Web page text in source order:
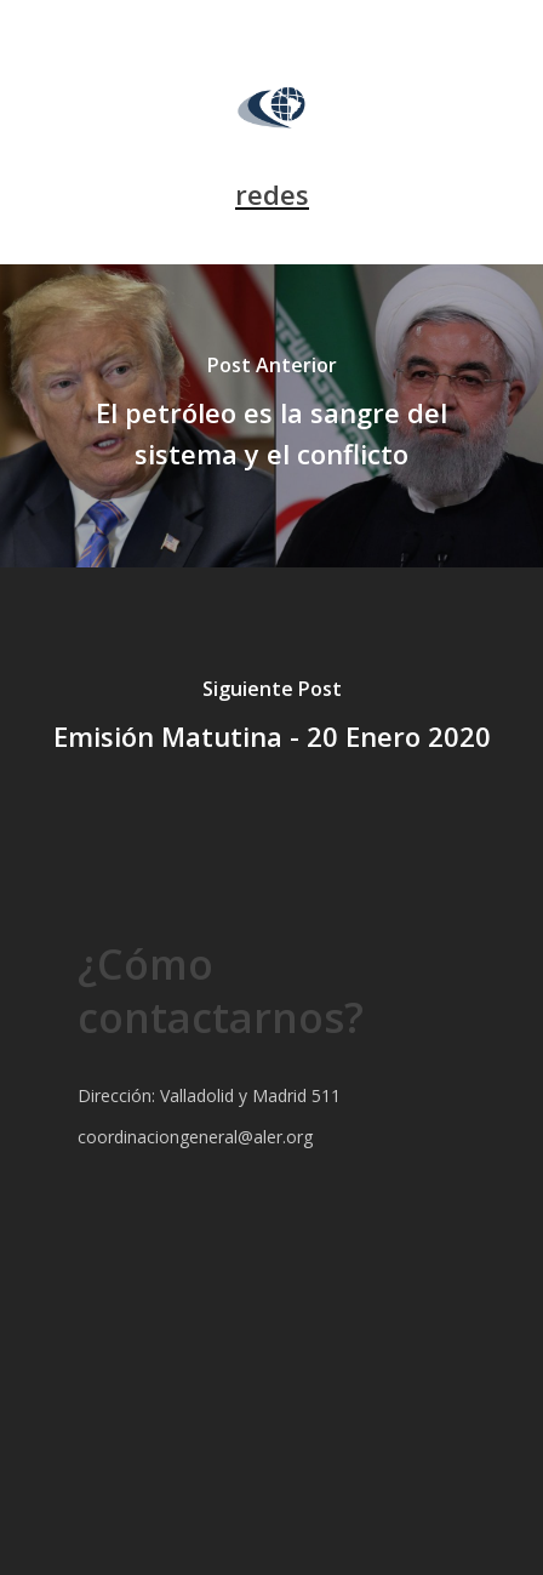
redes
Post Anterior
El petróleo es la sangre del
sistema y el conflicto
Siguiente Post
Emisión Matutina - 20 Enero 2020
¿Cómo
contactarnos?
Dirección: Valladolid y Madrid 511
coordinaciongeneral@aler.org